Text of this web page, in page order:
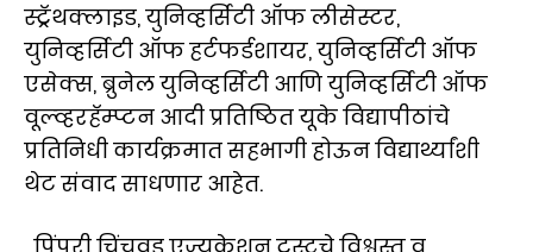
स्ट्रॅथक्लाइड, युनिव्हर्सिटी ऑफ लीसेस्टर,
युनिव्हर्सिटी ऑफ हर्टफर्डशायर, युनिव्हर्सिटी ऑफ
एसेक्स, ब्रुनेल युनिव्हर्सिटी आणि युनिव्हर्सिटी ऑफ
वूल्व्हरहॅम्प्टन आदी प्रतिष्ठित यूके विद्यापीठांचे
प्रतिनिधी कार्यक्रमात सहभागी होऊन विद्यार्थ्यांशी
थेट संवाद साधणार आहेत.
पिंपरी चिंचवड एज्युकेशन ट्रस्टचे विश्वस्त व